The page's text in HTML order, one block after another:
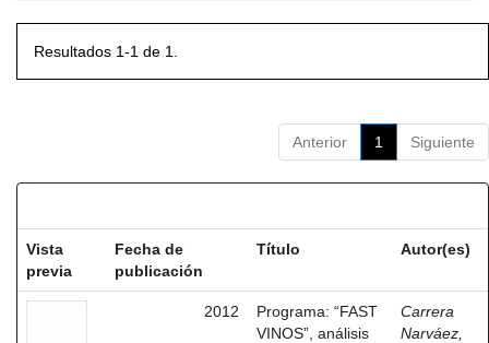
Resultados 1-1 de 1.
Anterior 1 Siguiente
Vista
previa
Fecha de
publicación
Título Autor(es)
2012
Programa: “FAST
VINOS”, análisis
Carrera
Narváez,